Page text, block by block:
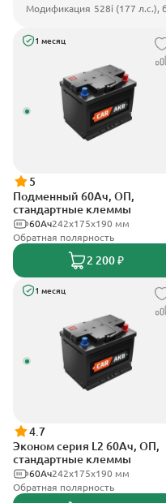
Модификация 528i (177 л.с.),
1 месяц
5
Подменный 60Ач, ОП,
стандартные клеммы
242х175х190 мм
60Ач
Обратная полярность
2 200 ₽
1 месяц
4.7
Эконом серия L2 60Ач, ОП,
стандартные клеммы
242х175х190 мм
60Ач
Обратная полярность